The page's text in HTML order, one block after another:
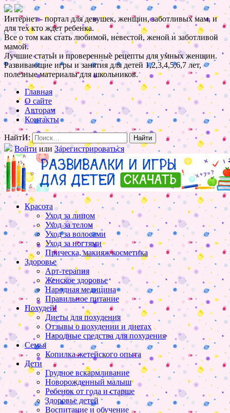
Интернет - портал для девушек, женщин, заботливых мам, и
для тех кто ждет ребенка.
Все о том как стать любимой, невестой, женой и заботливой
мамой.
Лучшие статьи и проверенные рецепты для умных женщин.
Развивающие игры и занятия для детей 1,2,3,4,5,6,7 лет,
полезные материалы для школьников.
Главная
О сайте
Авторам
Контакты
НайтИ:
Войти или Зарегистрироваться
Красота
Уход за лицом
Уход за телом
Уход за волосами
Уход за ногтями
Прическа, макияж косметика
Здоровье
Арт-терапия
Женское здоровье
Народная медицина
Правильное питание
Похудей!
Диеты для похудения
Отзывы о похудении и диетах
Народные средства для похудения
Семья
Копилка жетейского опыта
Дети
Грудное вскармливание
Новорожденный малыш
Ребенок от года и старше
Здоровье детей
Воспитание и обучение